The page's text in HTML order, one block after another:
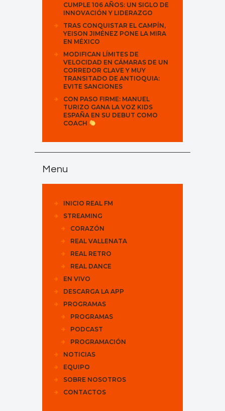
CUMPLE 106 AÑOS: UN SIGLO DE
INNOVACIÓN Y LIDERAZGO
TRAS CONQUISTAR EL CAMPÍN,
YEISON JIMÉNEZ PONE LA MIRA
EN MÉXICO
MODIFICAN LÍMITES DE
VELOCIDAD EN CÁMARAS DE UN
CORREDOR CLAVE Y MUY
TRANSITADO DE ANTIOQUIA:
EVITE SANCIONES
CON PASO FIRME: MANUEL
TURIZO GANA LA VOZ KIDS
ESPAÑA EN SU DEBUT COMO
COACH
Menu
INICIO REAL FM
STREAMING
CORAZÓN
REAL VALLENATA
REAL RETRO
REAL DANCE
EN VIVO
DESCARGA LA APP
PROGRAMAS
PROGRAMAS
PODCAST
PROGRAMACIÓN
NOTICIAS
EQUIPO
SOBRE NOSOTROS
CONTACTOS